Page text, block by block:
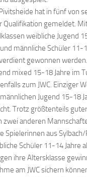
hat in fünf von
Qualifikation gemeldet.
weibliche Jugend
männliche Schüler 11-
gewonnen
mixed 15-18 Jahre im
zum JWC. Einziger
Jugend 15-18
Trotz größtenteils
zwei anderen
Spielerinnen aus
Schüler 11-14 Jahre
ihre Altersklasse
am JWC sichern